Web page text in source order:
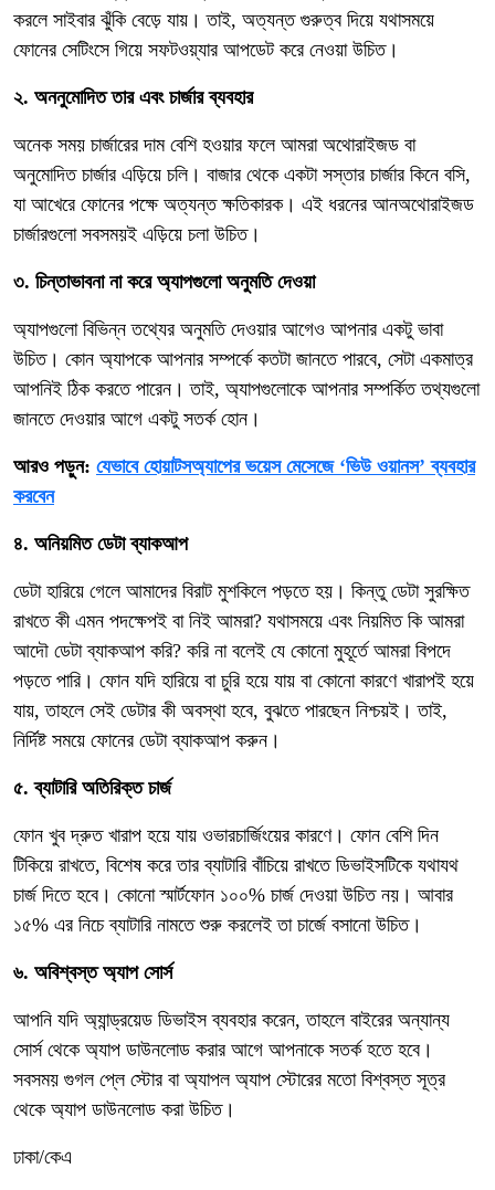
করলে সাইবার ঝুঁকি বেড়ে যায়। তাই, অত্যন্ত গুরুত্ব দিয়ে যথাসময়ে
ফোনের সেটিংসে গিয়ে সফটওয়্যার আপডেট করে নেওয়া উচিত।
২. অননুমোদিত তার এবং চার্জার ব্যবহার
অনেক সময় চার্জারের দাম বেশি হওয়ার ফলে আমরা অথোরাইজড বা
অনুমোদিত চার্জার এড়িয়ে চলি। বাজার থেকে একটা সস্তার চার্জার কিনে বসি,
যা আখেরে ফোনের পক্ষে অত্যন্ত ক্ষতিকারক। এই ধরনের আনঅথোরাইজড
চার্জারগুলো সবসময়ই এড়িয়ে চলা উচিত।
৩. চিন্তাভাবনা না করে অ্যাপগুলো অনুমতি দেওয়া
অ্যাপগুলো বিভিন্ন তথ্যের অনুমতি দেওয়ার আগেও আপনার একটু ভাবা
উচিত। কোন অ্যাপকে আপনার সম্পর্কে কতটা জানতে পারবে, সেটা একমাত্র
আপনিই ঠিক করতে পারেন। তাই, অ্যাপগুলোকে আপনার সম্পর্কিত তথ্যগুলো
জানতে দেওয়ার আগে একটু সতর্ক হোন।
আরও পড়ুন: যেভাবে হোয়াটসঅ্যাপের ভয়েস মেসেজে ‘ভিউ ওয়ানস’ ব্যবহার
করবেন
৪. অনিয়মিত ডেটা ব্যাকআপ
ডেটা হারিয়ে গেলে আমাদের বিরাট মুশকিলে পড়তে হয়। কিন্তু ডেটা সুরক্ষিত
রাখতে কী এমন পদক্ষেপই বা নিই আমরা? যথাসময়ে এবং নিয়মিত কি আমরা
আদৌ ডেটা ব্যাকআপ করি? করি না বলেই যে কোনো মুহূর্তে আমরা বিপদে
পড়তে পারি। ফোন যদি হারিয়ে বা চুরি হয়ে যায় বা কোনো কারণে খারাপই হয়ে
যায়, তাহলে সেই ডেটার কী অবস্থা হবে, বুঝতে পারছেন নিশ্চয়ই। তাই,
নির্দিষ্ট সময়ে ফোনের ডেটা ব্যাকআপ করুন।
৫. ব্যাটারি অতিরিক্ত চার্জ
ফোন খুব দ্রুত খারাপ হয়ে যায় ওভারচার্জিংয়ের কারণে। ফোন বেশি দিন
টিকিয়ে রাখতে, বিশেষ করে তার ব্যাটারি বাঁচিয়ে রাখতে ডিভাইসটিকে যথাযথ
চার্জ দিতে হবে। কোনো স্মার্টফোন ১০০% চার্জ দেওয়া উচিত নয়। আবার
১৫% এর নিচে ব্যাটারি নামতে শুরু করলেই তা চার্জে বসানো উচিত।
৬. অবিশ্বস্ত অ্যাপ সোর্স
আপনি যদি অ্যান্ড্রয়েড ডিভাইস ব্যবহার করেন, তাহলে বাইরের অন্যান্য
সোর্স থেকে অ্যাপ ডাউনলোড করার আগে আপনাকে সতর্ক হতে হবে।
সবসময় গুগল প্লে স্টোর বা অ্যাপল অ্যাপ স্টোরের মতো বিশ্বস্ত সূত্র
থেকে অ্যাপ ডাউনলোড করা উচিত।
ঢাকা/কেএ